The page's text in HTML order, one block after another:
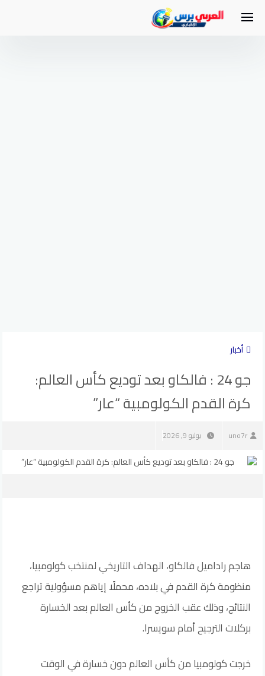
أخبار
جو 24 : فالكاو بعد توديع كأس العالم:
كرة القدم الكولومبية “عار”
uno7r يوليو 9, 2026
هاجم راداميل فالكاو، الهداف التاريخي لمنتخب كولومبيا،
منظومة كرة القدم في بلاده، محملًا إياهم مسؤولية تراجع
النتائج، وذلك عقب الخروج من كأس العالم بعد الخسارة
بركلات الترجيح أمام سويسرا.
خرجت كولومبيا من كأس العالم دون خسارة في الوقت